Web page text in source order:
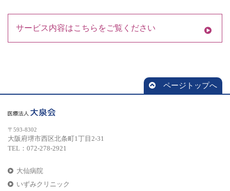
サービス内容はこちらをご覧ください
ページトップへ
〒593-8302
大阪府堺市西区北条町1丁目2-31
TEL：072-278-2921
大仙病院
いずみクリニック